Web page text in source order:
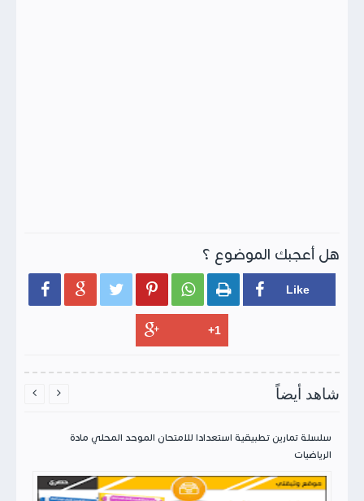
هل أعجبك الموضوع ؟
     
شاهد أيضاً
سلسلة تمارين تطبيقية استعدادا للامتحان الموحد المحلي مادة
الرياضيات
 